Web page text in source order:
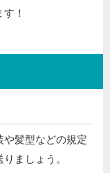
！
髪型などの規定
ましょう。